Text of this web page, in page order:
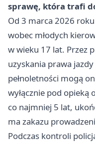
sprawę, która trafi
Od 3 marca 2026
wobec młodych
w wieku 17 lat. Przez
uzyskania prawa
pełnoletności mogą
wyłącznie pod
co najmniej 5 lat,
ma zakazu
Podczas kontroli